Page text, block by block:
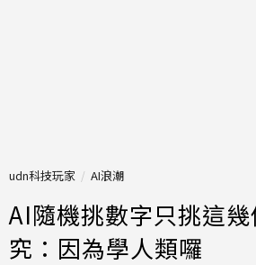
udn科技玩家 AI浪潮
AI隨機挑數字只挑這
究：因為學人類囉